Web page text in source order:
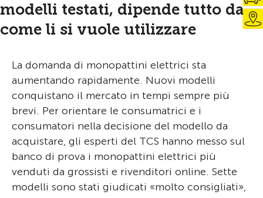
modelli testati, dipende tutto da
come li si vuole utilizzare
La domanda di monopattini elettrici sta
aumentando rapidamente. Nuovi modelli
conquistano il mercato in tempi sempre più
brevi. Per orientare le consumatrici e i
consumatori nella decisione del modello da
acquistare, gli esperti del TCS hanno messo sul
banco di prova i monopattini elettrici più
venduti da grossisti e rivenditori online. Sette
modelli sono stati giudicati «molto consigliati»,